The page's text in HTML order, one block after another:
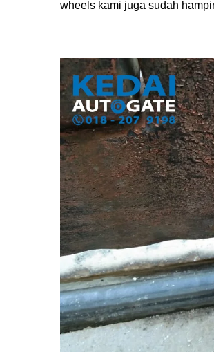
wheels kami juga sudah